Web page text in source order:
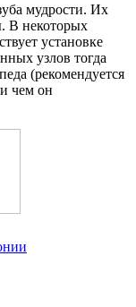
мудрости. Их
В некоторых
установке
узлов тогда
(рекомендуется
чем он